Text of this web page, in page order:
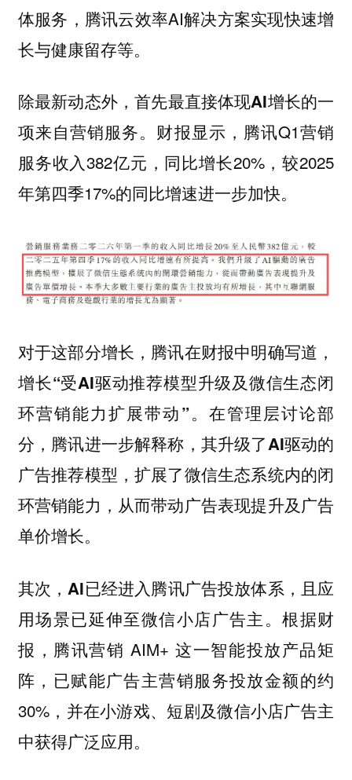
体服务，腾讯云效率AI解决方案实现快速增
长与健康留存等。
除最新动态外，首先最直接体现AI增长的一
项来自营销服务。 财报显示，腾讯Q1营销
服务收入382亿元，同比增长20%，较2025
年第四季17%的同比增速进一步加快。
对于这部分增长，腾讯在财报中明确写道，
增长“受AI驱动推荐模型升级及微信生态闭
环营销能力扩展带动”。 在管理层讨论部
分，腾讯进一步解释称， 其升级了AI驱动的
广告推荐模型，扩展了微信生态系统内的闭
环营销能力，从而带动广告表现提升及广告
单价增长。
其次，AI已经进入腾讯广告投放体系，且应
用场景已延伸至微信小店广告主。根据财
报，腾讯营销 AIM+ 这一智能投放产品矩
阵，已赋能广告主营销服务投放金额的约
30%，并在小游戏、短剧及微信小店广告主
中获得广泛应用。